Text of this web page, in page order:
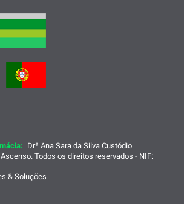
Drª Ana Sara da Silva Custódio
Todos os direitos reservados - NIF:
& Soluções